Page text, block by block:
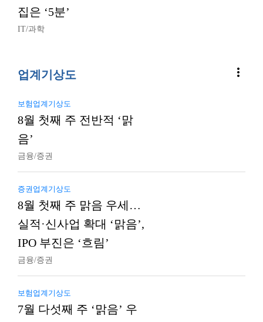
집은 ‘5분’
IT/과학
업계기상도 more_vert
보험업계기상도
8월 첫째 주 전반적 ‘맑
음’
금융/증권
증권업계기상도
8월 첫째 주 맑음 우세…
실적·신사업 확대 ‘맑음’,
IPO 부진은 ‘흐림’
금융/증권
보험업계기상도
7월 다섯째 주 ‘맑음’ 우